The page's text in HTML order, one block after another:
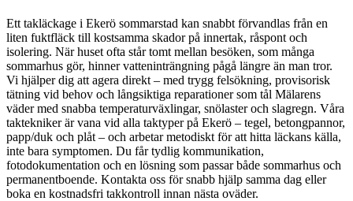
Ett takläckage i Ekerö sommarstad kan snabbt förvandlas från en
liten fuktfläck till kostsamma skador på innertak, råspont och
isolering. När huset ofta står tomt mellan besöken, som många
sommarhus gör, hinner vatteninträngning pågå längre än man tror.
Vi hjälper dig att agera direkt – med trygg felsökning, provisorisk
tätning vid behov och långsiktiga reparationer som tål Mälarens
väder med snabba temperaturväxlingar, snölaster och slagregn. Våra
taktekniker är vana vid alla taktyper på Ekerö – tegel, betongpannor,
papp/duk och plåt – och arbetar metodiskt för att hitta läckans källa,
inte bara symptomen. Du får tydlig kommunikation,
fotodokumentation och en lösning som passar både sommarhus och
permanentboende. Kontakta oss för snabb hjälp samma dag eller
boka en kostnadsfri takkontroll innan nästa oväder.